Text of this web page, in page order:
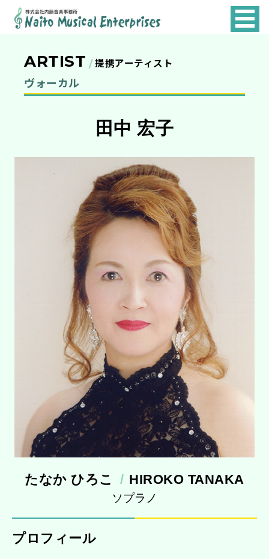
ENTERPRISES
ARTIST 提携アーティスト
ヴォーカル
田中 宏子
たなか ひろこ HIROKO TANAKA
ソプラノ
プロフィール